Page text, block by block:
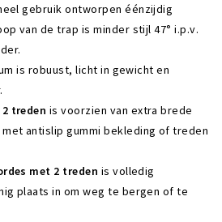
gebruik ontworpen éénzijdig
van de trap is minder stijl 47° i.p.v.
is robuust, licht in gewicht en
treden is voorzien van extra brede
met antislip gummi bekleding of treden
met 2 treden is volledig
plaats in om weg te bergen of te